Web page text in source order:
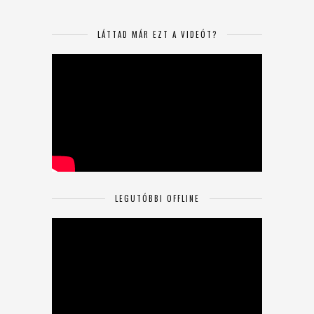
LÁTTAD MÁR EZT A VIDEÓT?
LEGUTÓBBI OFFLINE